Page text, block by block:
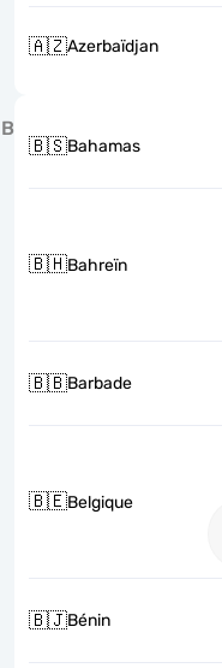
🇦🇿Azerbaïdjan
B
🇧🇸Bahamas
🇧🇭Bahreïn
🇧🇧Barbade
🇧🇪Belgique
🇧🇯Bénin